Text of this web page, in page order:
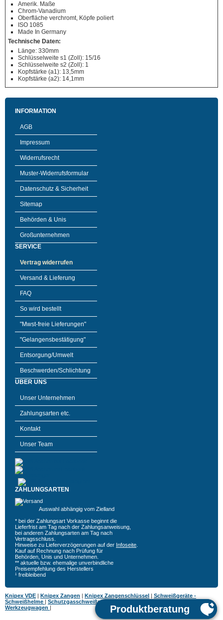
Amerik. Maße
Chrom-Vanadium
Oberfläche verchromt, Köpfe poliert
ISO 1085
Made In Germany
Technische Daten:
Länge: 330mm
Schlüsselweite s1 (Zoll): 15/16
Schlüsselweite s2 (Zoll): 1
Kopfstärke (a1): 13,5mm
Kopfstärke (a2): 14,1mm
INFORMATION
AGB
Impressum
Widerrufsrecht
Muster-Widerrufsformular
Datenschutz & Sicherheit
Sitemap
Behörden & Unis
Großunternehmen
SERVICE
Vertrag widerrufen
Versand & Lieferung
FAQ
So wird bestellt
"Mwst-freie Lieferungen"
"Gelangensbestätigung"
Entsorgung/Umwelt
Beschwerden/Schlichtung
ÜBER UNS
Unser Unternehmen
Zahlungsarten etc.
Kontakt
Unser Team
ZAHLUNGSARTEN
Auswahl abhängig vom Zielland
* bei der Zahlungsart Vorkasse beginnt die
Lieferfrist am Tag nach der Zahlungsanweisung,
bei anderen Zahlungsarten am Tag nach
Vertragsschluss.
Hinweise zu Lieferverzögerungen auf der Infoseite
Kauf auf Rechnung nach Prüfung für
Behörden, Unis und Unternehmen.
** aktuelle bzw. ehemalige unverbindliche
Preisempfehlung des Herstellers
¹ freibleibend
Knipex VDE | Knipex Zangen | Knipex Zangenschlüssel | Schweißgeräte -
Schweißhelme | Schutzgasschweißgeräte
Werkzeugwagen |